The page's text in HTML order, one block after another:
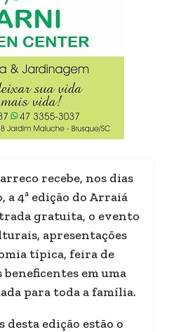
recebe, nos dias
a 4ª edição do Arraiá
gratuita, o evento
apresentações
típica, feira de
beneficentes em uma
para toda a família.
desta edição estão o